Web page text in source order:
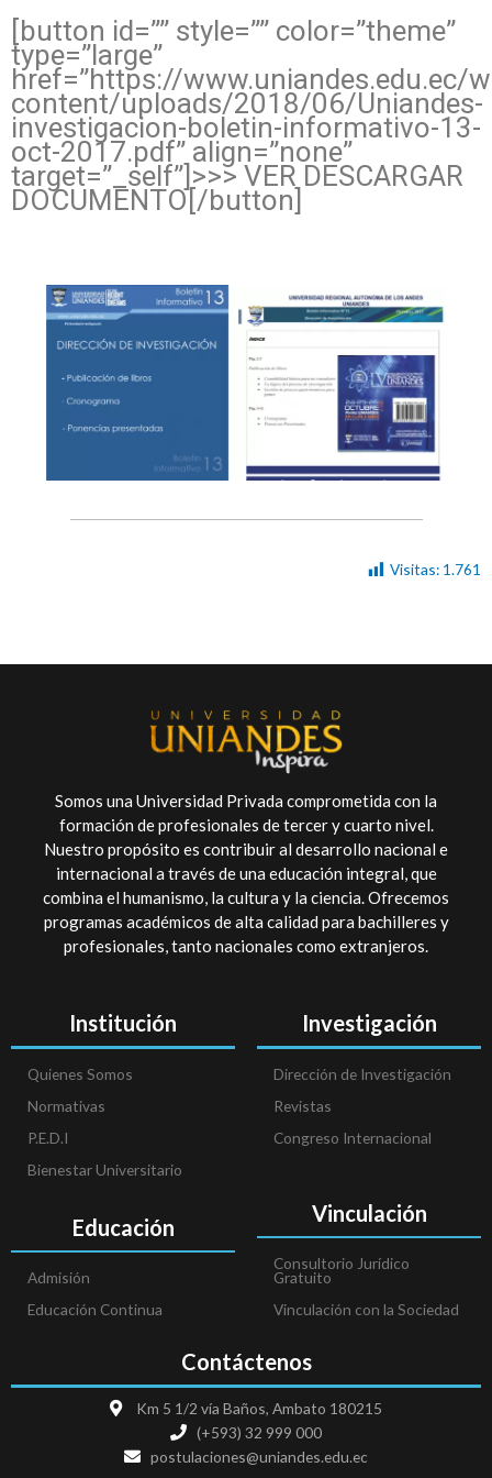
[button id=”” style=”” color=”theme”
type=”large”
href=”https://www.uniandes.edu.ec/
content/uploads/2018/06/Uniandes-
investigacion-boletin-informativo-13-
oct-2017.pdf” align=”none”
target=”_self”]>>> VER DESCARGAR
DOCUMENTO[/button]
Visitas: 1.761
Somos una Universidad Privada comprometida con la
formación de profesionales de tercer y cuarto nivel.
Nuestro propósito es contribuir al desarrollo nacional e
internacional a través de una educación integral, que
combina el humanismo, la cultura y la ciencia. Ofrecemos
programas académicos de alta calidad para bachilleres y
profesionales, tanto nacionales como extranjeros.
Institución
Quienes Somos
Normativas
P.E.D.I
Bienestar Universitario
Educación
Admisión
Educación Continua
Investigación
Dirección de Investigación
Revistas
Congreso Internacional
Vinculación
Consultorio Jurídico
Gratuito
Vinculación con la Sociedad
Contáctenos
Km 5 1/2 vía Baños, Ambato 180215
(+593) 32 999 000
postulaciones@uniandes.edu.ec